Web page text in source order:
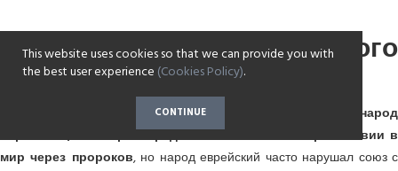
5) Избрание еврейского
народа.
Из всего человечестваБог избирает Себе народ
еврейский, в котором предсказывает о Своем пришествии в
мир через пророков, но народ еврейский часто нарушал союз с
This website uses cookies so that we can provide you with
the best user experience (Cookies Policy).
CONTINUE